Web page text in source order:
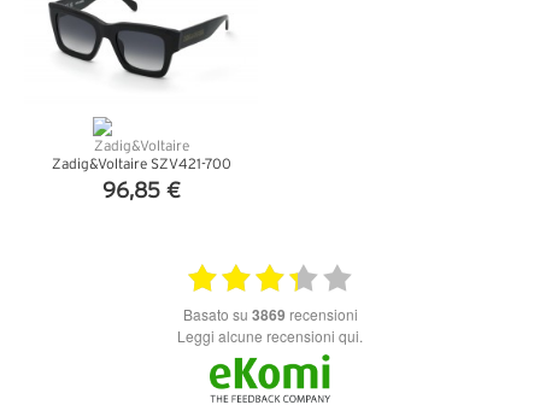
Zadig&Voltaire SZV421-700
96,85 €
basato su 3869 recensioni
Leggi alcune recensioni qui.